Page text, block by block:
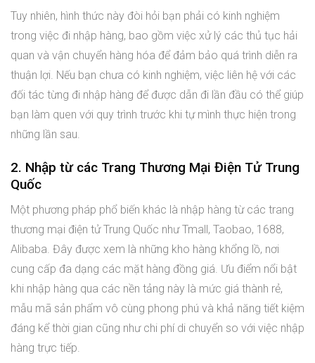
Tuy nhiên, hình thức này đòi hỏi bạn phải có kinh nghiệm
trong việc đi nhập hàng, bao gồm việc xử lý các thủ tục hải
quan và vận chuyển hàng hóa để đảm bảo quá trình diễn ra
thuận lợi. Nếu bạn chưa có kinh nghiệm, việc liên hệ với các
đối tác từng đi nhập hàng để được dẫn đi lần đầu có thể giúp
bạn làm quen với quy trình trước khi tự mình thực hiện trong
những lần sau.
2. Nhập từ các Trang Thương Mại Điện Tử Trung
Quốc
Một phương pháp phổ biến khác là nhập hàng từ các trang
thương mại điện tử Trung Quốc như Tmall, Taobao, 1688,
Alibaba. Đây được xem là những kho hàng khổng lồ, nơi
cung cấp đa dạng các mặt hàng đồng giá. Ưu điểm nổi bật
khi nhập hàng qua các nền tảng này là mức giá thành rẻ,
mẫu mã sản phẩm vô cùng phong phú và khả năng tiết kiệm
đáng kể thời gian cũng như chi phí di chuyển so với việc nhập
hàng trực tiếp.